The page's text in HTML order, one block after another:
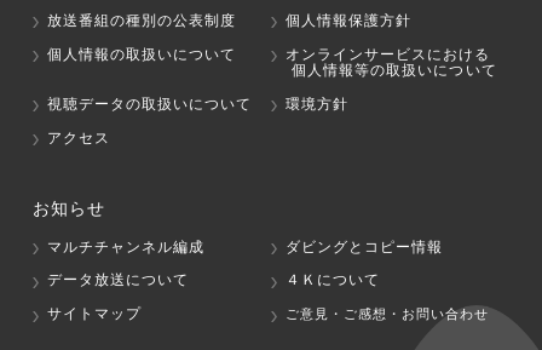
放送番組の種別の公表制度
個人情報保護方針
個人情報の取扱いについて
オンラインサービスにおける
個人情報等の取扱いについて
視聴データの取扱いについて
環境方針
アクセス
お知らせ
マルチチャンネル編成
ダビングとコピー情報
データ放送について
４Ｋについて
サイトマップ
ご意見・ご感想・お問い合わせ